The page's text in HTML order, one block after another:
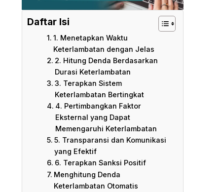
Daftar Isi
1. Menetapkan Waktu
Keterlambatan dengan Jelas
2. Hitung Denda Berdasarkan
Durasi Keterlambatan
3. Terapkan Sistem
Keterlambatan Bertingkat
4. Pertimbangkan Faktor
Eksternal yang Dapat
Memengaruhi Keterlambatan
5. Transparansi dan Komunikasi
yang Efektif
6. Terapkan Sanksi Positif
Menghitung Denda
Keterlambatan Otomatis